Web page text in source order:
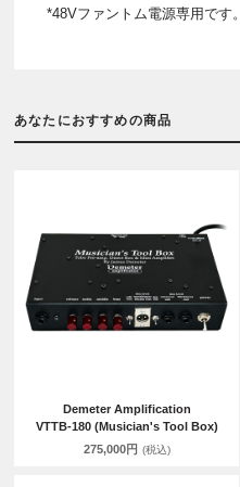
*48Vファントム電源専用です。
あなたにおすすめの商品
Demeter Amplification
VTTB-180 (Musician's Tool Box)
275,000円 (税込)